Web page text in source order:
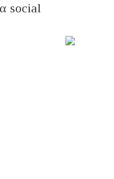
social